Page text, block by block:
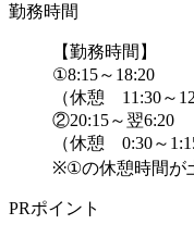
勤務時間
【勤務時間】
①8:15～18:20
（休憩 11:30～
②20:15～翌6:20
（休憩 0:30～
※①の休憩時間が
PRポイント